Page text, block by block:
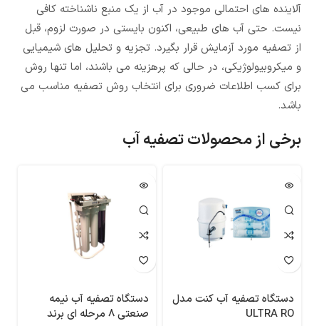
آلاینده های احتمالی موجود در آب از یک منبع ناشناخته کافی
نیست. حتی آب های طبیعی، اکنون بایستی در صورت لزوم، قبل
از تصفیه مورد آزمایش قرار بگیرد. تجزیه و تحلیل های شیمیایی
و میکروبیولوژیکی، در حالی که پرهزینه می باشند، اما تنها روش
برای کسب اطلاعات ضروری برای انتخاب روش تصفیه مناسب می
باشد.
برخی از محصولات تصفیه آب
دستگاه تصفیه آب کنت مدل
ULTRA RO
دستگاه تصفیه آب نیمه
صنعتی 8 مرحله ای برند